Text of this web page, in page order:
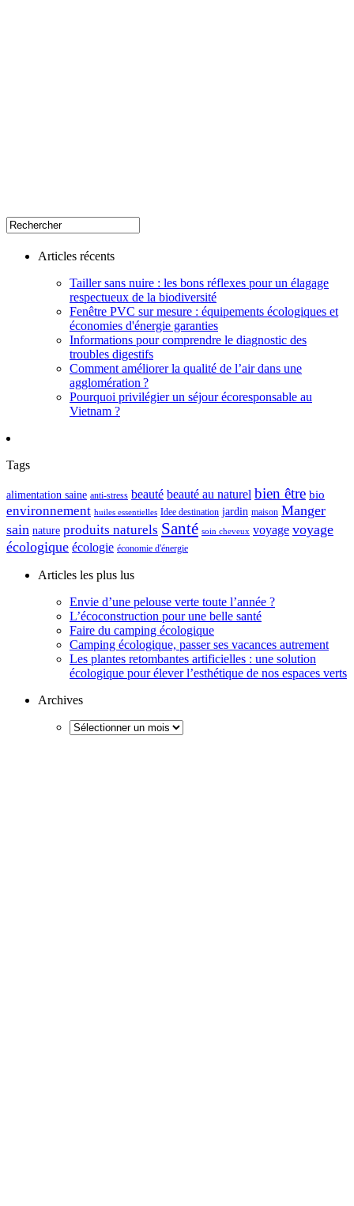
Articles récents
Tailler sans nuire : les bons réflexes pour un élagage
respectueux de la biodiversité
Fenêtre PVC sur mesure : équipements écologiques et
économies d'énergie garanties
Informations pour comprendre le diagnostic des
troubles digestifs
Comment améliorer la qualité de l’air dans une
agglomération ?
Pourquoi privilégier un séjour écoresponsable au
Vietnam ?
Tags
alimentation saine anti-stress beauté beauté au naturel bien être bio
environnement huiles essentielles Idee destination jardin maison Manger
sain nature produits naturels Santé soin cheveux voyage voyage
écologique écologie économie d'énergie
Articles les plus lus
Envie d’une pelouse verte toute l’année ?
L’écoconstruction pour une belle santé
Faire du camping écologique
Camping écologique, passer ses vacances autrement
Les plantes retombantes artificielles : une solution
écologique pour élever l’esthétique de nos espaces verts
Archives